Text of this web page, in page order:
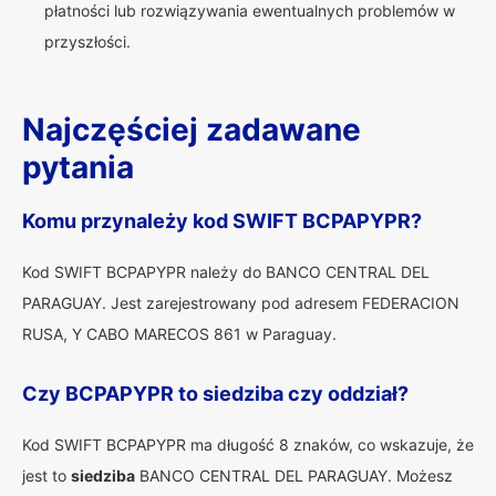
płatności lub rozwiązywania ewentualnych problemów w
przyszłości.
Najczęściej zadawane
pytania
Komu przynależy kod SWIFT BCPAPYPR?
Kod SWIFT BCPAPYPR należy do BANCO CENTRAL DEL
PARAGUAY. Jest zarejestrowany pod adresem FEDERACION
RUSA, Y CABO MARECOS 861 w Paraguay.
Czy BCPAPYPR to siedziba czy oddział?
Kod SWIFT BCPAPYPR ma długość 8 znaków, co wskazuje, że
jest to siedziba BANCO CENTRAL DEL PARAGUAY. Możesz